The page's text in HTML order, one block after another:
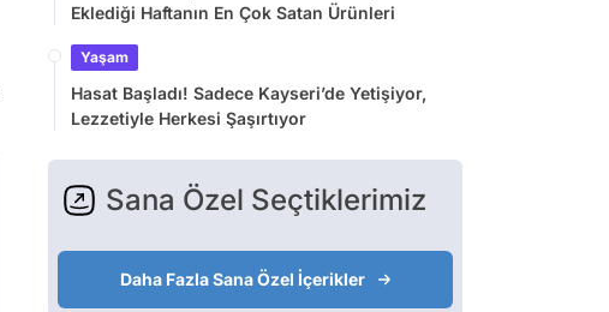
Eklediği Haftanın En Çok Satan Ürünleri
Yaşam
Hasat Başladı! Sadece Kayseri’de Yetişiyor,
Lezzetiyle Herkesi Şaşırtıyor
Sana Özel Seçtiklerimiz
Daha Fazla Sana Özel İçerikler